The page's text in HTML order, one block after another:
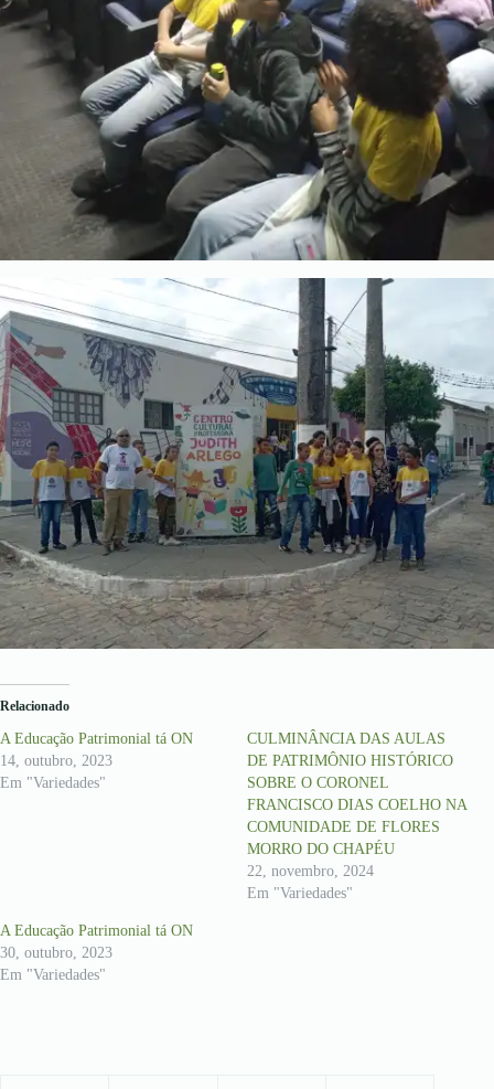
Relacionado
A Educação Patrimonial tá ON
14, outubro, 2023
Em "Variedades"
CULMINÂNCIA DAS AULAS
DE PATRIMÔNIO HISTÓRICO
SOBRE O CORONEL
FRANCISCO DIAS COELHO NA
COMUNIDADE DE FLORES
MORRO DO CHAPÉU
22, novembro, 2024
Em "Variedades"
A Educação Patrimonial tá ON
30, outubro, 2023
Em "Variedades"